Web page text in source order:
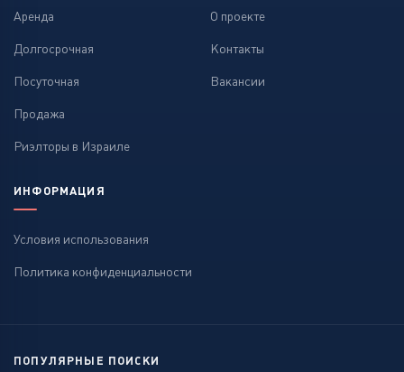
Аренда
Долгосрочная
Посуточная
Продажа
Риэлторы в Израиле
О проекте
Контакты
Вакансии
ИНФОРМАЦИЯ
Условия использования
Политика конфиденциальности
ПОПУЛЯРНЫЕ ПОИСКИ